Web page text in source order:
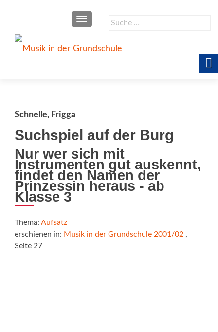
Suche
SCHALTE NAVIGATION
Schnelle, Frigga
Suchspiel auf der Burg
Nur wer sich mit
Instrumenten gut auskennt,
findet den Namen der
Prinzessin heraus - ab
Klasse 3
Thema: Aufsatz
erschienen in: Musik in der Grundschule 2001/02 ,
Seite 27